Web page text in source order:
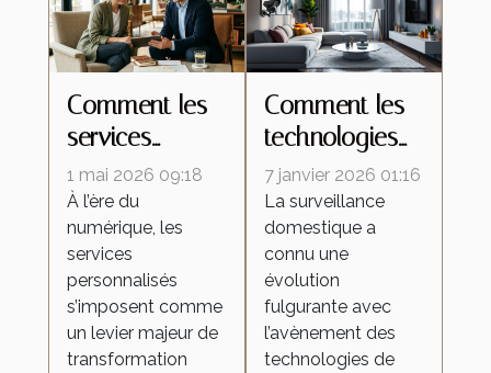
Comment les
services
personnalisés
redéfinissent
les attentes
dans l'industrie
1 mai 2026 09:18
À l’ère du
numérique, les
services
personnalisés
s’imposent comme
un levier majeur de
transformation
Comment les
technologies
de caméras
espion
transforment la
surveillance
domestique ?
7 janvier 2026 01:16
La surveillance
domestique a
connu une
évolution
fulgurante avec
l’avènement des
technologies de